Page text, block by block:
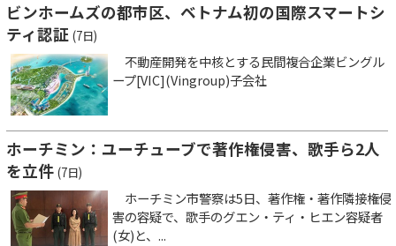
ビンホームズの都市区、ベトナム初の国際スマートシ
ティ認証 (7日)
不動産開発を中核とする民間複合企業ビングル
ープ[VIC](Vingroup)子会社
ホーチミン：ユーチューブで著作権侵害、歌手ら2人
を立件 (7日)
ホーチミン市警察は5日、著作権・著作隣接権侵
害の容疑で、歌手のグエン・ティ・ヒエン容疑者
(女)と、...